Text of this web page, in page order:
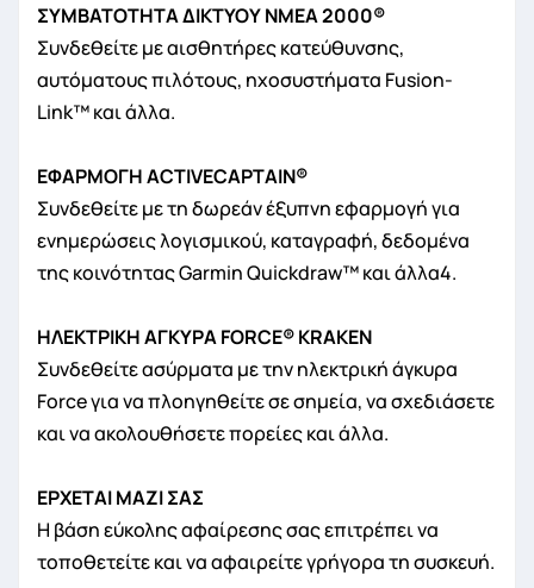
ΣΥΜΒΑΤΟΤΗΤΑ ΔΙΚΤΥΟΥ NMEA 2000®
Συνδεθείτε με αισθητήρες κατεύθυνσης,
αυτόματους πιλότους, ηχοσυστήματα Fusion-
Link™ και άλλα.
ΕΦΑΡΜΟΓΗ ACTIVECAPTAIN®
Συνδεθείτε με τη δωρεάν έξυπνη εφαρμογή για
ενημερώσεις λογισμικού, καταγραφή, δεδομένα
της κοινότητας Garmin Quickdraw™ και άλλα4.
ΗΛΕΚΤΡΙΚΗ ΑΓΚΥΡΑ FORCE® KRAKEN
Συνδεθείτε ασύρματα με την ηλεκτρική άγκυρα
Force για να πλοηγηθείτε σε σημεία, να σχεδιάσετε
και να ακολουθήσετε πορείες και άλλα.
ΕΡΧΕΤΑΙ ΜΑΖΙ ΣΑΣ
Η βάση εύκολης αφαίρεσης σας επιτρέπει να
τοποθετείτε και να αφαιρείτε γρήγορα τη συσκευή.